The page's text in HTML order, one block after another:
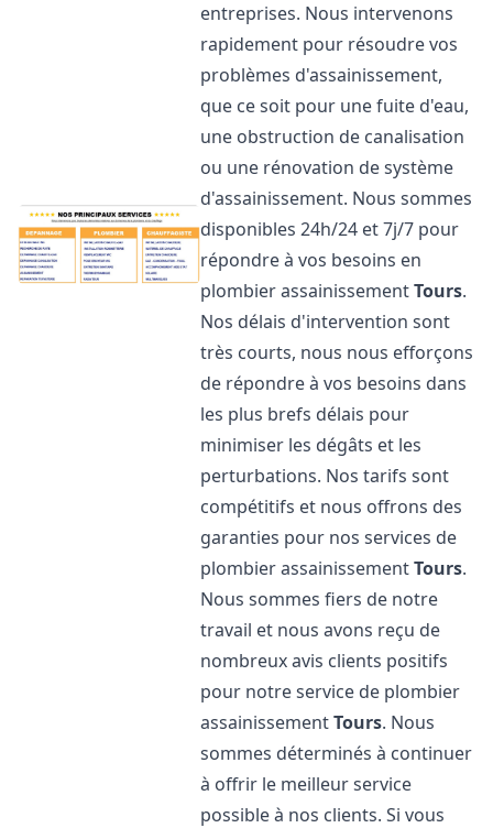
entreprises. Nous intervenons
rapidement pour résoudre vos
problèmes d'assainissement,
que ce soit pour une fuite d'eau,
une obstruction de canalisation
ou une rénovation de système
d'assainissement. Nous sommes
disponibles 24h/24 et 7j/7 pour
répondre à vos besoins en
plombier assainissementTours.
Nos délais d'intervention sont
très courts, nous nous efforçons
de répondre à vos besoins dans
les plus brefs délais pour
minimiser les dégâts et les
perturbations. Nos tarifs sont
compétitifs et nous offrons des
garanties pour nos services de
plombier assainissementTours.
Nous sommes fiers de notre
travail et nous avons reçu de
nombreux avis clients positifs
pour notre service de plombier
assainissementTours. Nous
sommes déterminés à continuer
à offrir le meilleur service
possible à nos clients. Si vous